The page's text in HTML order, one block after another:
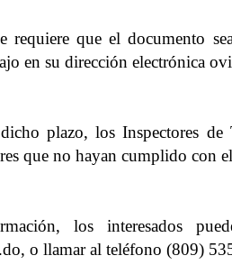
requiere que el documento
en su dirección electrónica
plazo, los Inspectores de
que no hayan cumplido con
los interesados
o llamar al teléfono (809)